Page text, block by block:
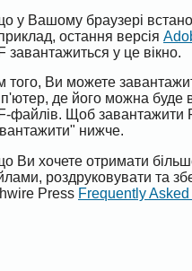
у Вашому браузері
остання версія
завантажиться у це вікно.
того, Ви можете
де його можна буде
файлів. Щоб завантажити
нижче.
Ви хочете отримати
роздруковувати та
Press Frequently